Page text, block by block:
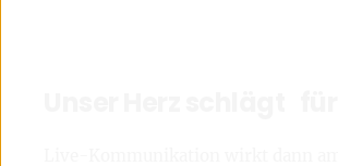
Unser Herz schlägt